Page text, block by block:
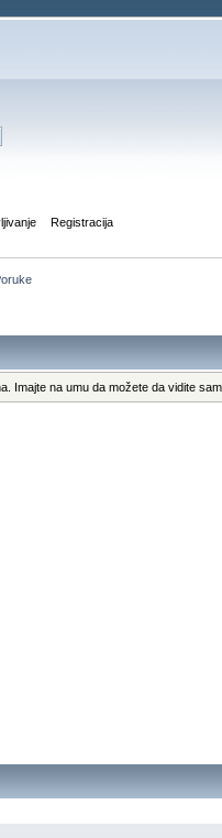
Registracija
Imajte na umu da možete da vidite